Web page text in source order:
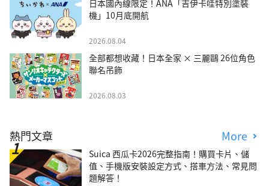
日本國內線限定！ANA「吉伊卡哇特別塗裝
機」10月底開航
2026.08.04
全部都想收藏！日本全家 × 三麗鷗 26位角色
聯名吊飾
2026.08.03
熱門文章 More
Suica 西瓜卡2026完整指南！購買卡片、儲
值、手機版安裝設定方式、搭車方法、常見問
題解答！